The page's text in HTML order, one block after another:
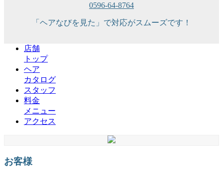
0596-64-8764
「ヘアなびを見た」で対応がスムーズです！
店舗
トップ
ヘア
カタログ
スタッフ
料金
メニュー
アクセス
お客様